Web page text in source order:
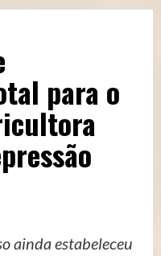
para o
ainda estabeleceu